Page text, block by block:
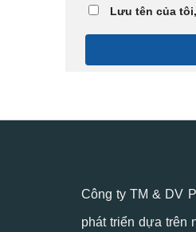
Lưu tên của
Công ty TM & DV
phát triển dựa trên